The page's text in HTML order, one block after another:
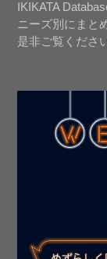
IKIKATA
ニーズ別にまと
是非ご覧くださ